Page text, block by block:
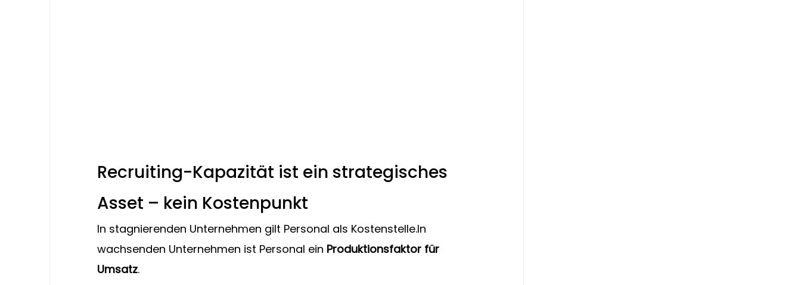
Recruiting-Kapazität ist ein strategisches
Asset – kein Kostenpunkt
In stagnierenden Unternehmen gilt Personal als Kostenstelle.In
wachsenden Unternehmen ist Personal ein Produktionsfaktor für
Umsatz.